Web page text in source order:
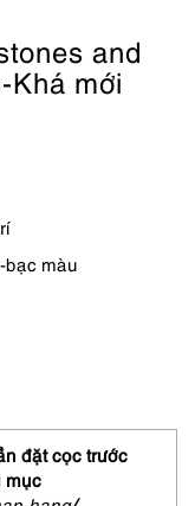
and
Khá mới
màu
đặt cọc trước
mục